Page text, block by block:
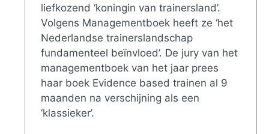
liefkozend ‘koningin van trainersland’.
Volgens Managementboek heeft ze ‘het
Nederlandse trainerslandschap
fundamenteel beïnvloed’. De jury van het
managementboek van het jaar prees
haar boek Evidence based trainen al 9
maanden na verschijning als een
‘klassieker’.